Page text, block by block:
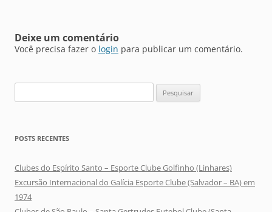
Deixe um comentário
Você precisa fazer o login para publicar um comentário.
por:
POSTS RECENTES
Clubes do Espírito Santo – Esporte Clube Golfinho (Linhares)
Excursão Internacional do Galícia Esporte Clube (Salvador – BA) em
1974